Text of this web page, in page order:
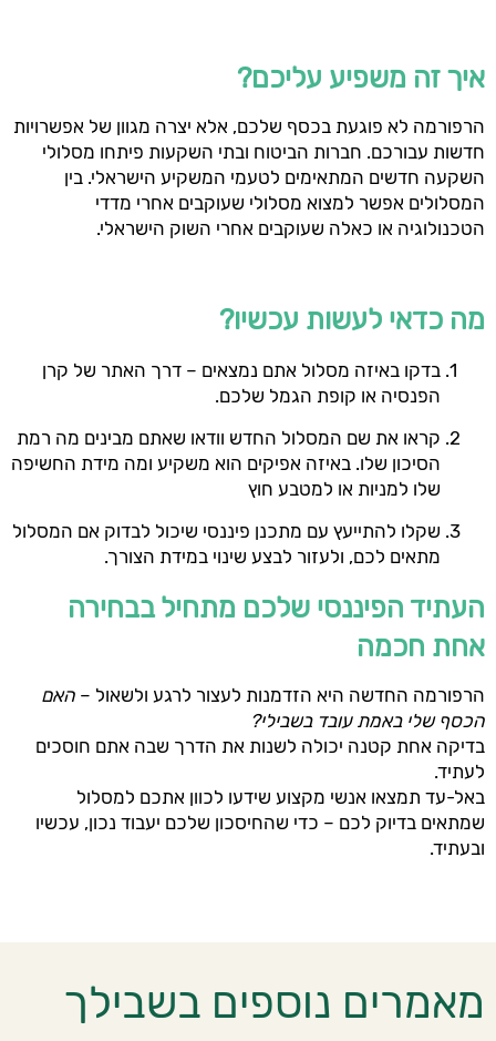
איך זה משפיע עליכם?
הרפורמה לא פוגעת בכסף שלכם, אלא יצרה מגוון של אפשרויות
חדשות עבורכם. חברות הביטוח ובתי השקעות פיתחו מסלולי
השקעה חדשים המתאימים לטעמי המשקיע הישראלי. בין
המסלולים אפשר למצוא מסלולי שעוקבים אחרי מדדי
הטכנולוגיה או כאלה שעוקבים אחרי השוק הישראלי.
מה כדאי לעשות עכשיו?
בדקו באיזה מסלול אתם נמצאים – דרך האתר של קרן
הפנסיה או קופת הגמל שלכם.
קראו את שם המסלול החדש וודאו שאתם מבינים מה רמת
הסיכון שלו. באיזה אפיקים הוא משקיע ומה מידת החשיפה
שלו למניות או למטבע חוץ
שקלו להתייעץ עם מתכנן פיננסי שיכול לבדוק אם המסלול
מתאים לכם, ולעזור לבצע שינוי במידת הצורך.
העתיד הפיננסי שלכם מתחיל בבחירה
אחת חכמה
הרפורמה החדשה היא הזדמנות לעצור לרגע ולשאול – האם
הכסף שלי באמת עובד בשבילי?
בדיקה אחת קטנה יכולה לשנות את הדרך שבה אתם חוסכים
לעתיד.
באל-עד תמצאו אנשי מקצוע שידעו לכוון אתכם למסלול
שמתאים בדיוק לכם – כדי שהחיסכון שלכם יעבוד נכון, עכשיו
ובעתיד.
מאמרים נוספים בשבילך